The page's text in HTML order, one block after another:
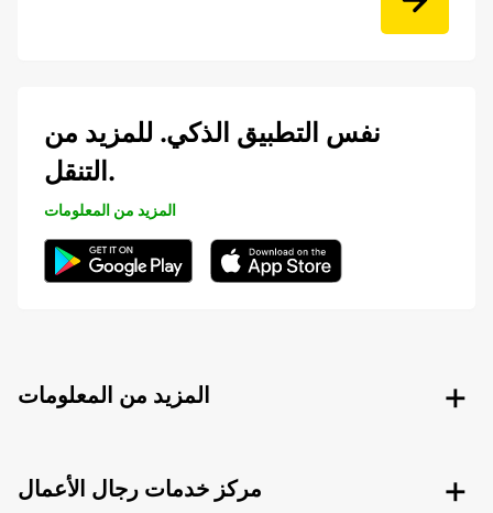
نفس التطبيق الذكي. للمزيد من
التنقل.
المزيد من المعلومات
المزيد من المعلومات
مركز خدمات رجال الأعمال